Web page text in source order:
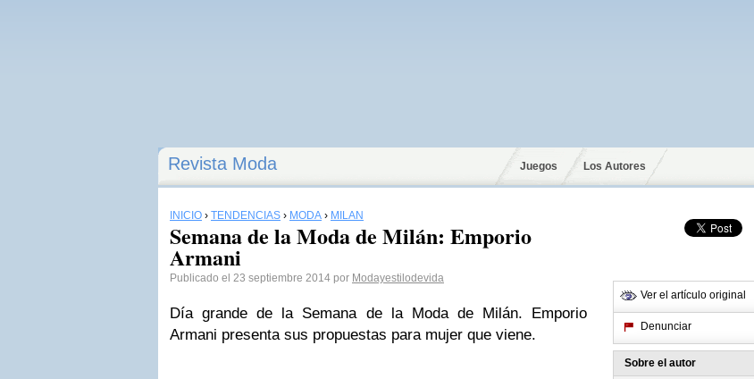
Revista Moda Juegos Los Autores
INICIO › TENDENCIAS › MODA › MILÁN
Semana de la Moda de Milán: Emporio
Armani
Publicado el 23 septiembre 2014 por Modayestilodevida
Día grande de la Semana de la Moda de Milán. Emporio
Armani presenta sus propuestas para mujer que viene.
Ver el artículo original
Denunciar
Sobre el autor